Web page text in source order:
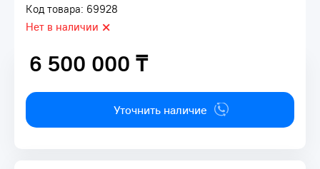
Код товара: 69928
Нет в наличии
6 500 000 ₸
6 500 000 ₸
Уточнить наличие